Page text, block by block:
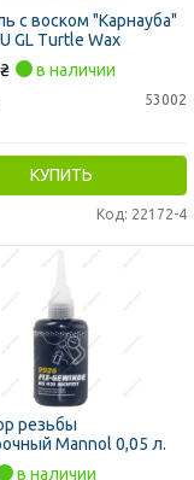
с воском "Карнауба"
GL Turtle Wax
₴ в наличии
53002
КУПИТЬ
Код: 22172-4
резьбы
Mannol 0,05 л.
в наличии